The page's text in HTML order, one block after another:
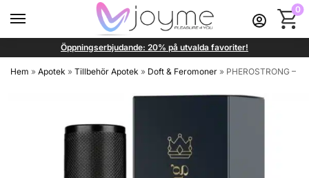
0
Öppningserbjudande: 20% på utvalda favoriter!
Hem » Apotek » Tillbehör Apotek » Doft & Feromoner » PHEROSTRONG –